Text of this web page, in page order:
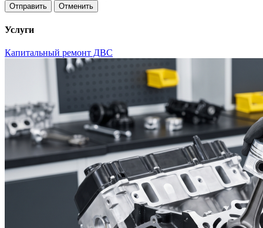
Отменить
Услуги
Капитальный ремонт ДВС